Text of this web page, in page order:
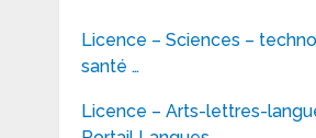
Licence – Sciences –
santé …
Licence – Arts-lettres-